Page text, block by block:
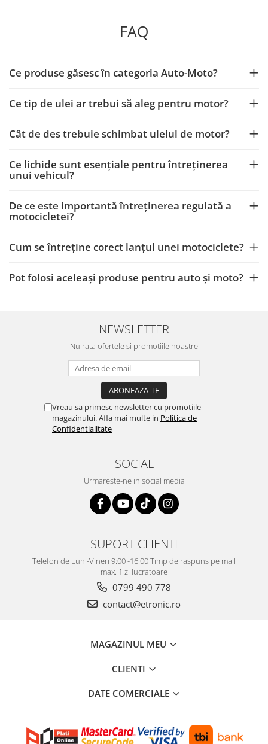
FAQ
Ce produse găsesc în categoria Auto-Moto?
Ce tip de ulei ar trebui să aleg pentru motor?
Cât de des trebuie schimbat uleiul de motor?
Ce lichide sunt esențiale pentru întreținerea
unui vehicul?
De ce este importantă întreținerea regulată a
motocicletei?
Cum se întreține corect lanțul unei motociclete?
Pot folosi aceleași produse pentru auto și moto?
NEWSLETTER
Nu rata ofertele si promotiile noastre
Vreau sa primesc newsletter cu promotiile
magazinului. Afla mai multe in Politica de
Confidentialitate
SOCIAL
Urmareste-ne in social media
SUPORT CLIENTI
Telefon de Luni-Vineri 9:00 -16:00 Timp de raspuns pe mail
max. 1 zi lucratoare
0799 490 778
contact@etronic.ro
MAGAZINUL MEU
CLIENTI
DATE COMERCIALE